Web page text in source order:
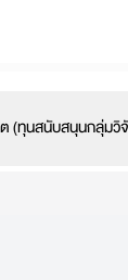
(ทุนสนับสนุนกลุ่